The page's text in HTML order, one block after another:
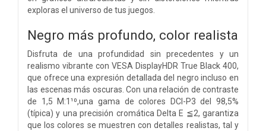
exploras el universo de tus juegos.
Negro más profundo, color realista
Disfruta de una profundidad sin precedentes y un
realismo vibrante con VESA DisplayHDR True Black 400,
que ofrece una expresión detallada del negro incluso en
las escenas más oscuras. Con una relación de contraste
de 1,5 M:1¹⁰,una gama de colores DCI-P3 del 98,5%
(típica) y una precisión cromática Delta E ≦2, garantiza
que los colores se muestren con detalles realistas, tal y